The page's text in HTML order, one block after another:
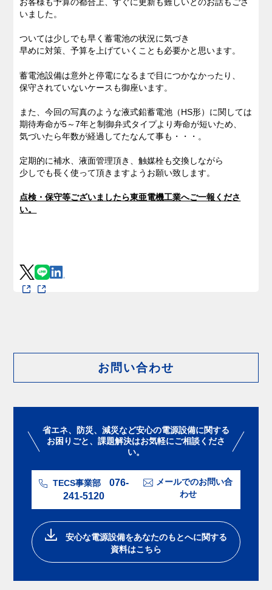
お客様も予算の都合上、すぐに更新も難しいとのお話もござ
いました。
ついては少しでも早く蓄電池の状況に気づき
早めに対策、予算を上げていくことも必要かと思います。
蓄電池設備は意外と停電になるまで目につかなかったり、
保守されていないケースも御座います。
また、今回の写真のような液式鉛蓄電池（HS形）に関しては
期待寿命が5～7年と制御弁式タイプより寿命が短いため、
気づいたら年数が経過してたなんて事も・・・。
定期的に補水、液面管理頂き、触媒栓も交換しながら
少しでも長く使って頂きますようお願い致します。
点検・保守等ございましたら東亜電機工業へご一報くださ
い。
お問い合わせ
省エネ、防災、減災など安心の電源設備に関する
お困りごと、課題解決はお気軽にご相談くださ
い。
TECS事業部
076-
241-5120
メールでのお問い合
わせ
安⼼な電源設備をあなたのもとへに関する
資料はこちら